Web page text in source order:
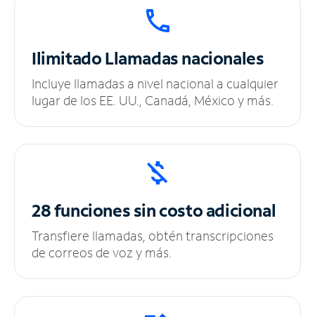
IlimitadoLlamadas nacionales
Incluye llamadas a nivel nacional a cualquier
lugar de los EE. UU., Canadá, México y más.
28 funciones sincosto adicional
Transfiere llamadas, obtén transcripciones
de correos de voz y más.